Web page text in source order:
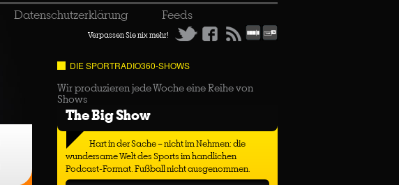
Datenschutzerklärung Feeds
Verpassen Sie nix mehr!
DIE SPORTRADIO360-SHOWS
Wir produzieren jede Woche eine Reihe von
Shows
The Big Show
Hart in der Sache – nicht im Nehmen: die
wundersame Welt des Sports im handlichen
Podcast-Format. Fußball nicht ausgenommen.